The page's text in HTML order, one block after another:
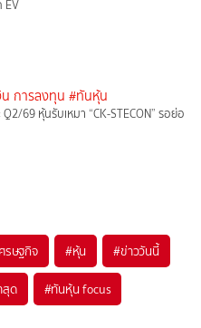
EV
น การลงทุน #ทันหุ้น
Q2/69 หุ้นรับเหมา “CK-STECON” รอย่อ
รษฐกิจ #หุ้น #ข่าววันนี้
สุด #ทันหุ้น focus